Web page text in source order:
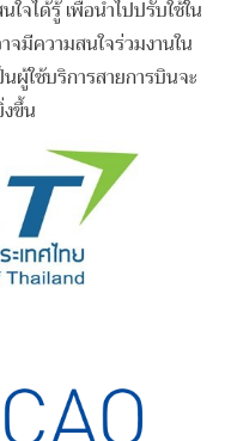
จได้รู้ เพื่อนำไปปรับใช้ใน
มีความสนใจร่วมงานใน
ผู้ใช้บริการสายการบินจะ
ขึ้น